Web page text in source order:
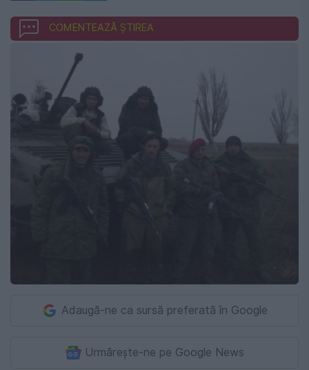
COMENTEAZĂ ȘTIREA
Adaugă-ne ca sursă preferată în Google
Urmărește-ne pe Google News